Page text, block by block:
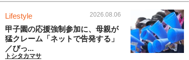
Lifestyle 2026.08.06
甲子園の応援強制参加に、母親が
猛クレーム「ネットで告発する」
／びっ...
トシタカマサ